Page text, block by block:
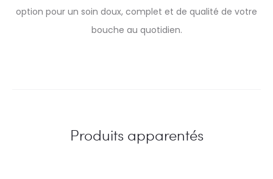
option pour un soin doux, complet et de qualité de votre
bouche au quotidien.
Produits apparentés